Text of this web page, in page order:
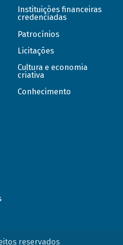
Instituições financeiras
credenciadas
Patrocínios
Licitações
Cultura e economia
criativa
Conhecimento
reservados